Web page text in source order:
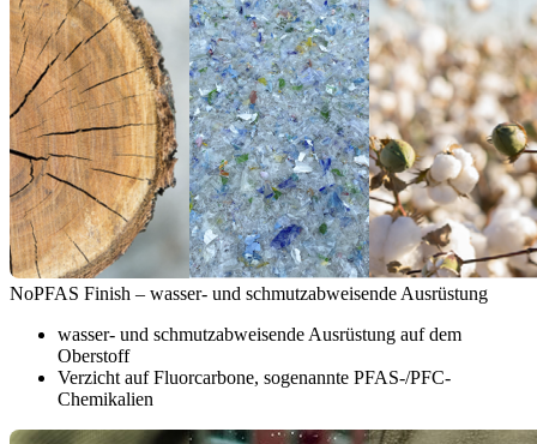
NoPFAS Finish – wasser- und schmutzabweisende Ausrüstung
wasser- und schmutzabweisende Ausrüstung auf dem
Oberstoff
Verzicht auf Fluorcarbone, sogenannte PFAS-/PFC-
Chemikalien